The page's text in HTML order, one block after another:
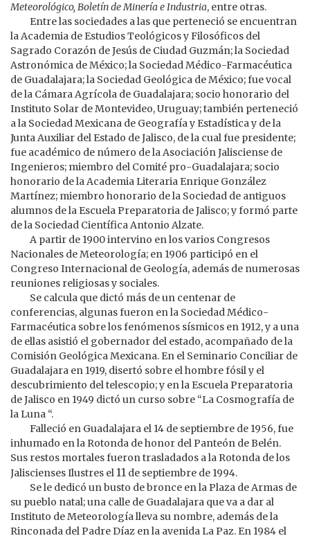
Meteorológico, Boletín de Minería e Industria, entre otras.
Entre las sociedades a las que perteneció se encuentran
la Academia de Estudios Teológicos y Filosóficos del
Sagrado Corazón de Jesús de Ciudad Guzmán; la Sociedad
Astronómica de México; la Sociedad Médico-Farmacéutica
de Guadalajara; la Sociedad Geológica de México; fue vocal
de la Cámara Agrícola de Guadalajara; socio honorario del
Instituto Solar de Montevideo, Uruguay; también perteneció
a la Sociedad Mexicana de Geografía y Estadística y de la
Junta Auxiliar del Estado de Jalisco, de la cual fue presidente;
fue académico de número de la Asociación Jalisciense de
Ingenieros; miembro del Comité pro-Guadalajara; socio
honorario de la Academia Literaria Enrique González
Martínez; miembro honorario de la Sociedad de antiguos
alumnos de la Escuela Preparatoria de Jalisco; y formó parte
de la Sociedad Científica Antonio Alzate.
A partir de 1900 intervino en los varios Congresos
Nacionales de Meteorología; en 1906 participó en el
Congreso Internacional de Geología, además de numerosas
reuniones religiosas y sociales.
Se calcula que dictó más de un centenar de
conferencias, algunas fueron en la Sociedad Médico-
Farmacéutica sobre los fenómenos sísmicos en 1912, y a una
de ellas asistió el gobernador del estado, acompañado de la
Comisión Geológica Mexicana. En el Seminario Conciliar de
Guadalajara en 1919, disertó sobre el hombre fósil y el
descubrimiento del telescopio; y en la Escuela Preparatoria
de Jalisco en 1949 dictó un curso sobre “La Cosmografía de
la Luna “.
Falleció en Guadalajara el 14 de septiembre de 1956, fue
inhumado en la Rotonda de honor del Panteón de Belén.
Sus restos mortales fueron trasladados a la Rotonda de los
Jaliscienses Ilustres el11 de septiembre de 1994.
Se le dedicó un busto de bronce en la Plaza de Armas de
su pueblo natal; una calle de Guadalajara que va a dar al
Instituto de Meteorología lleva su nombre, además de la
Rinconada del Padre Díaz en la avenida La Paz. En 1984 el